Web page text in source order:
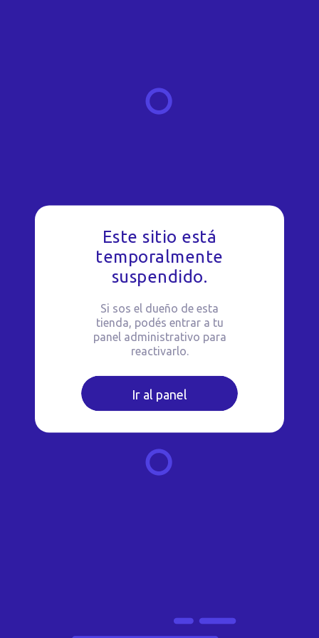
Este sitio está
temporalmente
suspendido.
Si sos el dueño de esta
tienda, podés entrar a tu
panel administrativo para
reactivarlo.
Ir al panel